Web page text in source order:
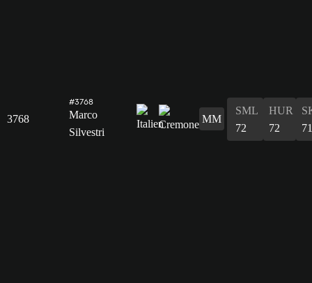
3768
#3768
Marco
Silvestri
MM
SML
72
HUR
72
71